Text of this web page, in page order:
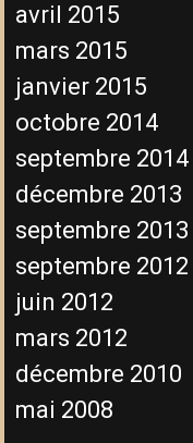
avril 2015
mars 2015
janvier 2015
octobre 2014
septembre 2014
décembre 2013
septembre 2013
septembre 2012
juin 2012
mars 2012
décembre 2010
mai 2008